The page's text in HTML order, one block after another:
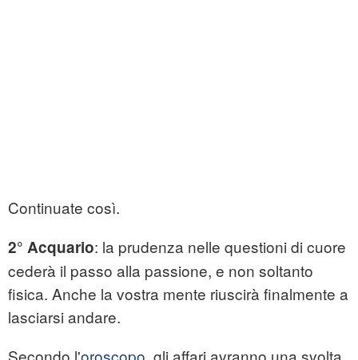
Continuate così.
2° Acquario: la prudenza nelle questioni di cuore
cederà il passo alla passione, e non soltanto
fisica. Anche la vostra mente riuscirà finalmente a
lasciarsi andare.